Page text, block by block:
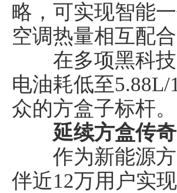
略，可实现智能
空调热量相互配
在多项黑科技
电油耗低至
众的方盒子标杆。
延续方盒传
作为新能源方
伴近12万用户实